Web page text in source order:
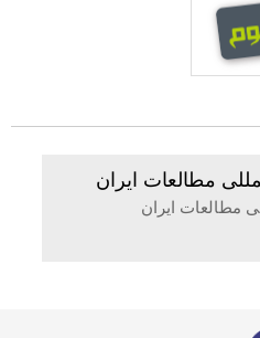
مطالعات ايران
مطالعات ايران